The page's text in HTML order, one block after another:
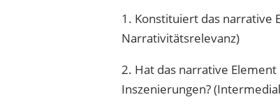
1. Konstituiert das narrative
Narrativitätsrelevanz)
2. Hat das narrative
Inszenierungen?